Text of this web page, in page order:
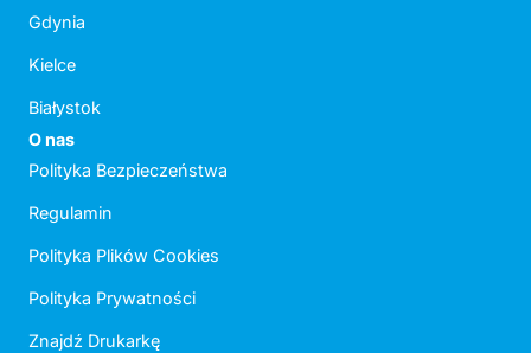
Gdynia
Kielce
Białystok
O nas
Polityka Bezpieczeństwa
Regulamin
Polityka Plików Cookies
Polityka Prywatności
Znajdź Drukarkę